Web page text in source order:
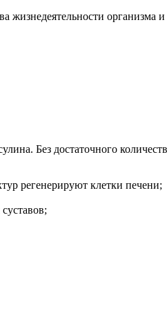
жизнедеятельности организма
Без достаточного
регенерируют клетки печени;